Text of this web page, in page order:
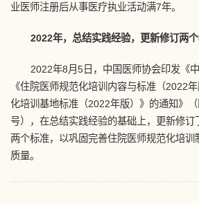
业医师注册后从事医疗执业活动满7年。
2022年，总结实践经验，更新修订两
2022年8月5日，中国医师协会印发《
《住院医师规范化培训内容与标准（2022
化培训基地标准（2022年版）》的通知》
号），在总结实践经验的基础上，更新修订
两个标准，以巩固完善住院医师规范化培训
质量。